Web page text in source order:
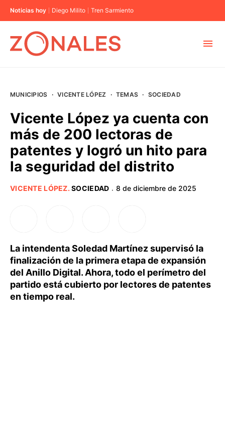
Noticias hoy Diego Milito Tren Sarmiento
BUENOS AIRES
PROVINCIAS
MUNICIPIOS · VICENTE LÓPEZ · TEMAS · SOCIEDAD
Vicente López ya cuenta con
más de 200 lectoras de
patentes y logró un hito para
la seguridad del distrito
VICENTE LÓPEZ.SOCIEDAD · 8 de diciembre de 2025
La intendenta Soledad Martínez supervisó la
finalización de la primera etapa de expansión
del Anillo Digital. Ahora, todo el perímetro del
partido está cubierto por lectores de patentes
en tiempo real.